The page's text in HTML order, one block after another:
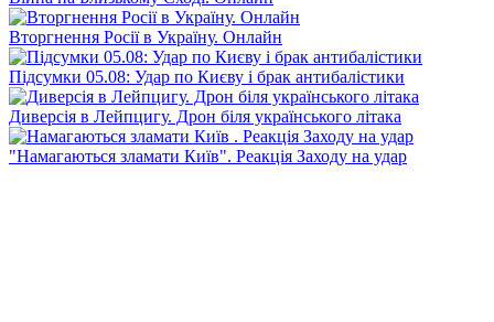
Вторгнення Росії в Україну. Онлайн
Підсумки 05.08: Удар по Києву і брак антибалістики
Диверсія в Лейпцигу. Дрон біля українського літака
"Намагаються зламати Київ". Реакція Заходу на удар